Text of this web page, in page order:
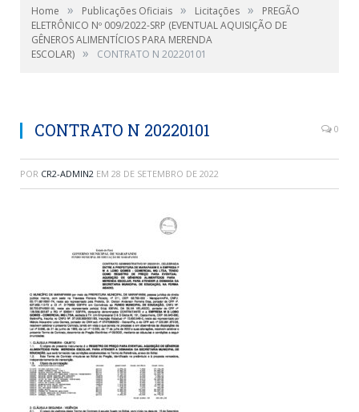
Home » Publicações Oficiais » Licitações »
PREGÃO
ELETRÔNICO Nº 009/2022-SRP (EVENTUAL AQUISIÇÃO DE
GÊNEROS ALIMENTÍCIOS PARA MERENDA
ESCOLAR) » CONTRATO N 20220101
CONTRATO N 20220101 0
POR CR2-ADMIN2 EM 28 DE SETEMBRO DE 2022